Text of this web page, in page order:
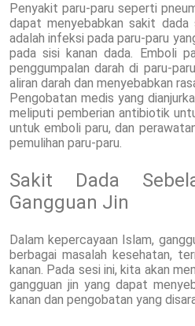
Penyakit paru-paru seperti
dapat menyebabkan sakit dada
adalah infeksi pada paru-paru
pada sisi kanan dada. Emboli
penggumpalan darah di paru-
aliran darah dan menyebabkan
Pengobatan medis yang
meliputi pemberian antibiotik
untuk emboli paru, dan
pemulihan paru-paru.
Sakit Dada
Gangguan Jin
Dalam kepercayaan Islam,
berbagai masalah kesehatan,
kanan. Pada sesi ini, kita akan
gangguan jin yang dapat
kanan dan pengobatan yang